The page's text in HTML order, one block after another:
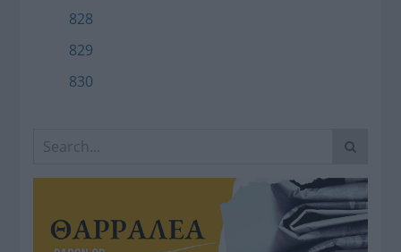
828
829
830